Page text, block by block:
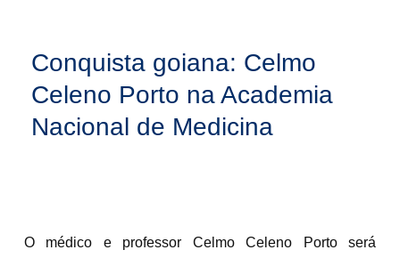
Conquista goiana: Celmo
Celeno Porto na Academia
Nacional de Medicina
O médico e professor Celmo Celeno Porto será